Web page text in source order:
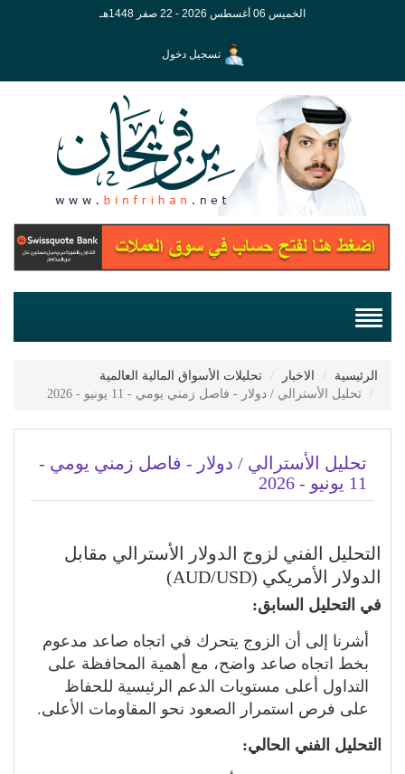
الخميس 06 أغسطس 2026 - 22 صفر 1448هـ
تسجيل دخول
الرئيسية الاخبار
تحليلات الأسواق المالية العالمية
تحليل الأسترالي / دولار - فاصل زمني يومي - 11 يونيو - 2026
تحليل الأسترالي / دولار - فاصل زمني يومي -
11 يونيو - 2026
التحليل الفني لزوج الدولار الأسترالي مقابل
الدولار الأمريكي (AUD/USD)
في التحليل السابق:
أشرنا إلى أن الزوج يتحرك في اتجاه صاعد مدعوم
بخط اتجاه صاعد واضح، مع أهمية المحافظة على
التداول أعلى مستويات الدعم الرئيسية للحفاظ
على فرص استمرار الصعود نحو المقاومات الأعلى.
التحليل الفني الحالي: